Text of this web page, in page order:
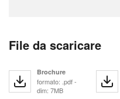
File da scaricare
Brochure
formato: .pdf -
dim: 7MB